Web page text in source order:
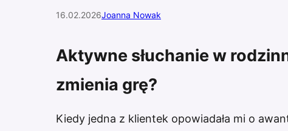
16.02.2026Joanna Nowak
Aktywne słuchanie w
zmienia grę?
Kiedy jedna z klientek opowiadała mi o